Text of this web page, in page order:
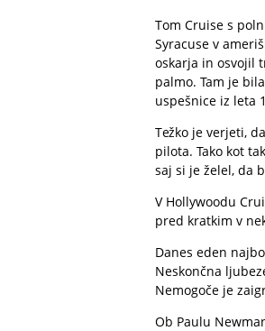
Tom Cruise s
Syracuse v
oskarja in osvojil
palmo. Tam je
uspešnice iz leta
Težko je verjeti,
pilota. Tako kot
saj si je želel, da
V Hollywoodu
pred kratkim v
Danes eden
Neskončna
Nemogoče je
Ob Paulu